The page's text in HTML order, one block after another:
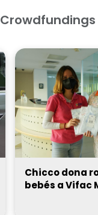
Crowdfundings
Chicco dona
bebés a Vifac